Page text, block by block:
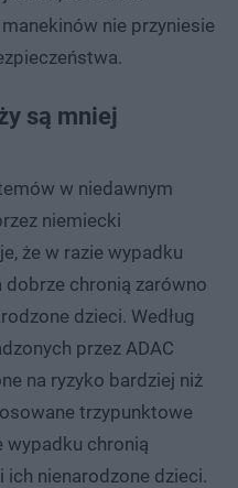
nie przyniesie
są mniej
w niedawnym
niemiecki
że w razie wypadku
dobrze chronią zarówno
dzieci. Według
przez ADAC
na ryzyko bardziej niż
trzypunktowe
wypadku chronią
ich nienarodzone dzieci.